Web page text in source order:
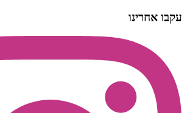
עקבו אחרינו